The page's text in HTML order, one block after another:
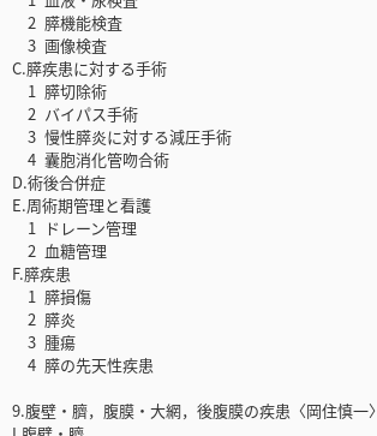
2 膵機能検査
3 画像検査
C.膵疾患に対する手術
1 膵切除術
2 バイパス手術
3 慢性膵炎に対する減圧手術
4 囊胞消化管吻合術
D.術後合併症
E.周術期管理と看護
1 ドレーン管理
2 血糖管理
F.膵疾患
1 膵損傷
2 膵炎
3 腫瘍
4 膵の先天性疾患
9.腹壁・臍，腹膜・大網，後腹膜の疾患〈岡住慎一〉